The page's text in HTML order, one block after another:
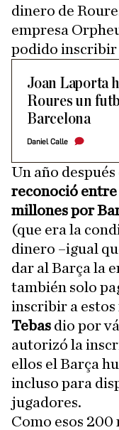
dinero de
empresa
podido inscribir
Joan Laporta
Roures un
Barcelona
Daniel Calle
Un año
reconoció entre
millones por
(que era la
dinero –igual
dar al Barça la
también solo
inscribir a
Tebas dio por
autorizó la
ellos el Barça
incluso para
jugadores.
Como esos 200